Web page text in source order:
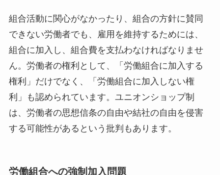
組合活動に関心がなかったり、組合の方針に賛同
できない労働者でも、雇用を維持するためには、
組合に加入し、組合費を支払わなければなりませ
ん。労働者の権利として、「労働組合に加入する
権利」だけでなく、「労働組合に加入しない権
利」も認められています。ユニオンショップ制
は、労働者の思想信条の自由や結社の自由を侵害
する可能性があるという批判もあります。
労働組合への強制加入問題